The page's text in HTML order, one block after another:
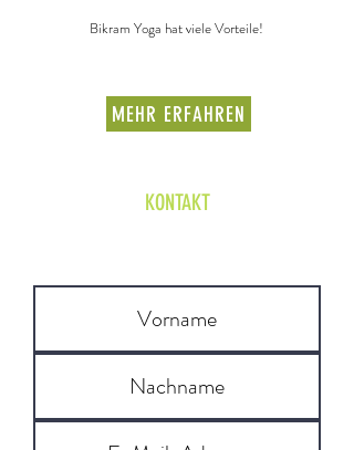
Bikram Yoga hat viele Vorteile!
MEHR ERFAHREN
KONTAKT